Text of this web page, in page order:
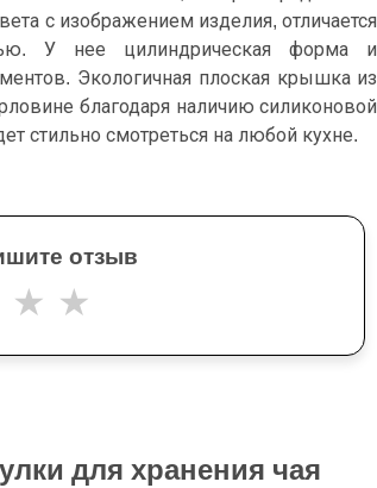
с изображением изделия, отличается
У нее цилиндрическая форма и
Экологичная плоская крышка из
благодаря наличию силиконовой
стильно смотреться на любой кухне.
отзыв
★ ★
для хранения чая